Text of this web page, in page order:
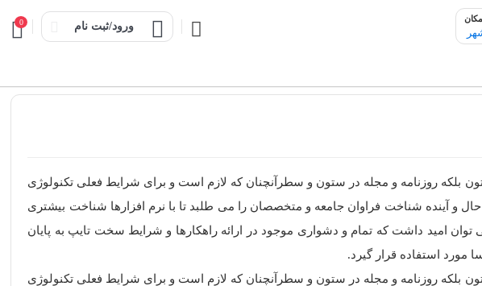
ورود/ثبت نام 0
بلکه روزنامه و مجله در ستون و سطرآنچنان که لازم است و برای شرایط فعلی تکنولوژی
و آینده شناخت فراوان جامعه و متخصصان را می طلبد تا با نرم افزارها شناخت بیشتری
امید داشت که تمام و دشواری موجود در ارائه راهکارها و شرایط سخت تایپ به پایان
استفاده قرار گیرد.
بلکه روزنامه و مجله در ستون و سطرآنچنان که لازم است و برای شرایط فعلی تکنولوژی